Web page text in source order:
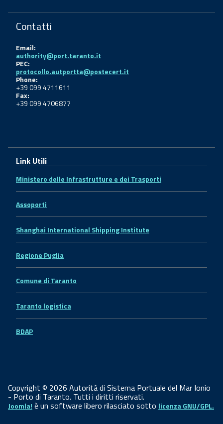
Contatti
Email:
authority@port.taranto.it
PEC:
protocollo.autportta@postecert.it
Phone:
+39 099 4711611
Fax:
+39 099 4706877
Link Utili
Ministero delle Infrastrutture e dei Trasporti
Assoporti
Shanghai International Shipping Institute
Regione Puglia
Comune di Taranto
Taranto logistica
BDAP
Copyright © 2026 Autorità di Sistema Portuale del Mar Ionio
- Porto di Taranto. Tutti i diritti riservati.
Joomla! è un software libero rilasciato sotto licenza GNU/GPL.